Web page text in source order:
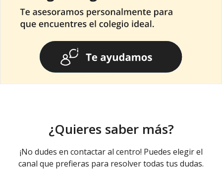
¿Quieres saber más?
¡No dudes en contactar al centro! Puedes elegir el
canal que prefieras para resolver todas tus dudas.